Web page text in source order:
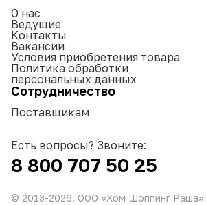
О нас
Ведущие
Контакты
Вакансии
Условия приобретения товара
Политика обработки
персональных данных
Сотрудничество
Поставщикам
Есть вопросы? Звоните:
8 800 707 50 25
© 2013-2026. ООО «Хом Шоппинг Раша»